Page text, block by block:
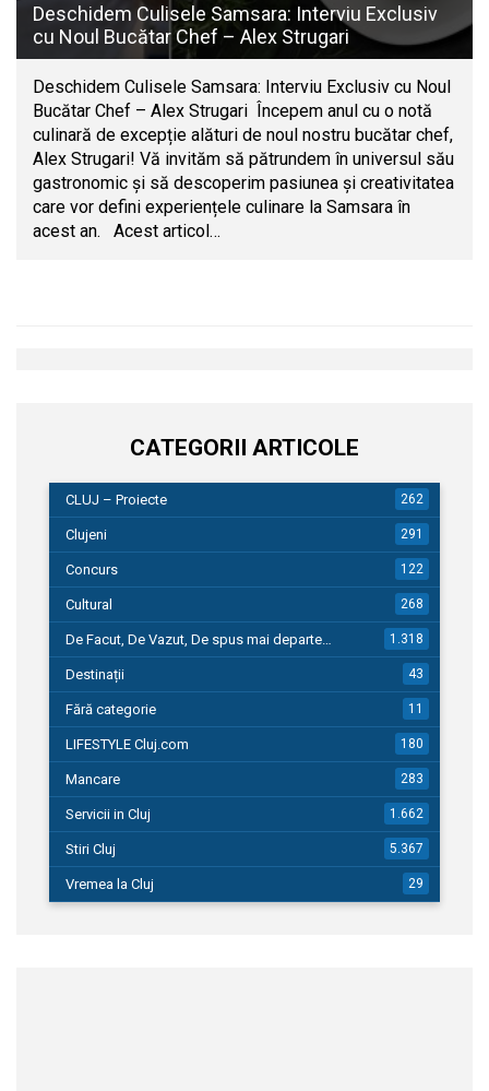
Deschidem Culisele Samsara: Interviu Exclusiv
cu Noul Bucătar Chef – Alex Strugari
Deschidem Culisele Samsara: Interviu Exclusiv cu Noul
Bucătar Chef – Alex Strugari Începem anul cu o notă
culinară de excepție alături de noul nostru bucătar chef,
Alex Strugari! Vă invităm să pătrundem în universul său
gastronomic și să descoperim pasiunea și creativitatea
care vor defini experiențele culinare la Samsara în
acest an. Acest articol…
CATEGORII ARTICOLE
CLUJ – Proiecte 262
Clujeni 291
Concurs 122
Cultural 268
De Facut, De Vazut, De spus mai departe… 1.318
Destinații 43
Fără categorie 11
LIFESTYLE Cluj.com 180
Mancare 283
Servicii in Cluj 1.662
Stiri Cluj 5.367
Vremea la Cluj 29